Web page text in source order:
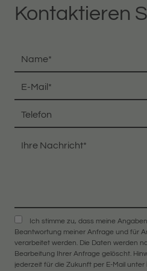
Kontaktieren
Ich stimme zu, dass meine
Beantwortung meiner Anfrage und für
verarbeitet werden. Die Daten werden
Bearbeitung Ihrer Anfrage gelöscht.
jederzeit für die Zukunft per E-Mail unter